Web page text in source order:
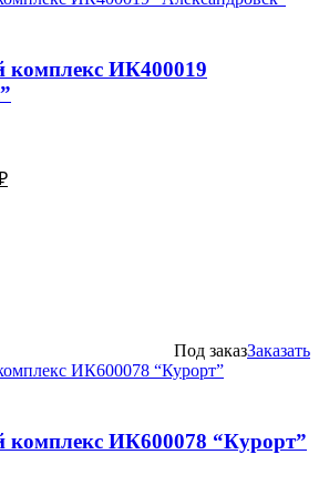
комплекс ИК400019
Текущая
Под заказЗаказать
комплекс ИК600078 “Курорт”